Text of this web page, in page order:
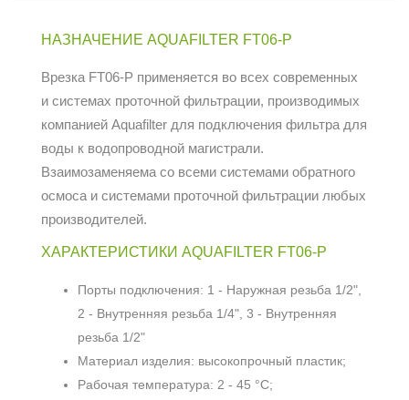
НАЗНАЧЕНИЕ AQUAFILTER FT06-P
Врезка FT06-P применяется во всех современных
и системах проточной фильтрации, производимых
компанией Aquafilter для подключения фильтра для
воды к водопроводной магистрали.
Взаимозаменяема со всеми системами обратного
осмоса и системами проточной фильтрации любых
производителей.
ХАРАКТЕРИСТИКИ AQUAFILTER FT06-P
Порты подключения: 1 - Наружная резьба 1/2",
2 - Внутренняя резьба 1/4", 3 - Внутренняя
резьба 1/2"
Материал изделия: высокопрочный пластик;
Рабочая температура: 2 - 45 °С;